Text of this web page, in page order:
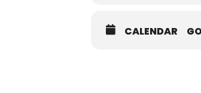
CALENDAR